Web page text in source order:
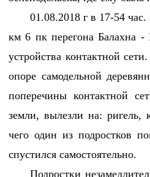
01.08.2018 г в 17-54
км 6 пк перегона Балахна -
устройства контактной
опоре самодельной
поперечины контактной
земли, вылезли на: ригель,
чего один из подростков
спустился самостоятельно.
Подростки